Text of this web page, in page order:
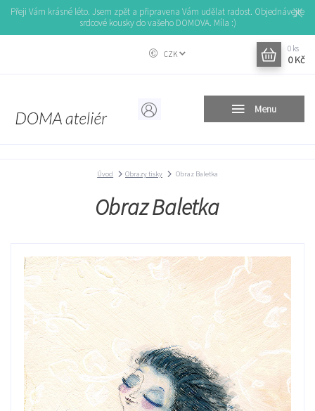
Přeji Vám krásné léto. Jsem zpět a připravena Vám udělat radost. Objednávejte
srdcové kousky do vašeho DOMOVA. Míla :)
Menu
CZK
0 ks
0 Kč
Úvod Obrazy tisky Obraz Baletka
Obraz Baletka